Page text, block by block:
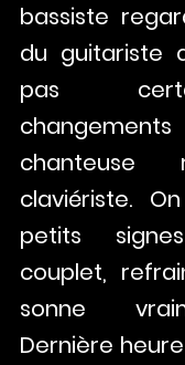
bassiste
du guitariste
pas
changements
chanteuse
claviériste.
petits
couplet,
sonne
Dernière